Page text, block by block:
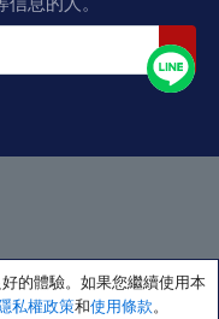
的體驗。如果您繼續使用本
私權政策和使用條款。